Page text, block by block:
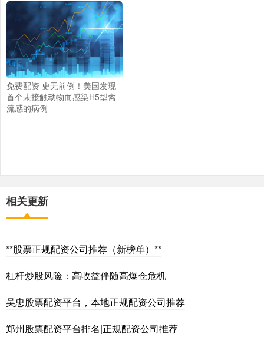
免费配资 史无前例！美国发现
首个未接触动物而感染H5型禽
流感的病例
相关更新
**股票正规配资公司推荐（新榜单）**
杠杆炒股风险：高收益伴随高爆仓危机
吴忠股票配资平台，本地正规配资公司推荐
郑州股票配资平台排名|正规配资公司推荐